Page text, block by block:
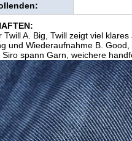
Twill A. Big, Twill zeigt viel
und Wiederaufnahme B. Good,
spann Garn, weichere